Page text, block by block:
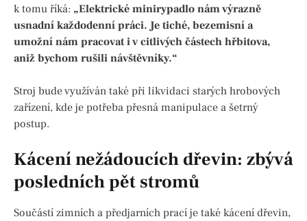
k tomu říká: „Elektrické minirypadlo nám výrazně
usnadní každodenní práci. Je tiché, bezemisní a
umožní nám pracovat i v citlivých částech hřbitova,
aniž bychom rušili návštěvníky.“
Stroj bude využíván také při likvidaci starých hrobových
zařízení, kde je potřeba přesná manipulace a šetrný
postup.
Kácení nežádoucích dřevin: zbývá
posledních pět stromů
Součástí zimních a předjarních prací je také kácení dřevin,